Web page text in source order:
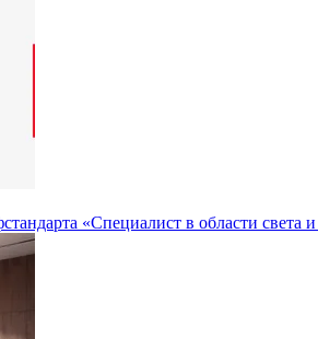
«Специалист в области света